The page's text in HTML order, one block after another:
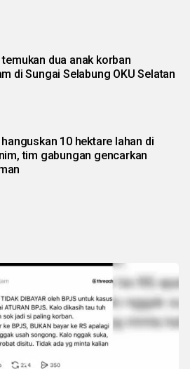
temukan dua anak korban
di Sungai Selabung OKU Selatan
10 hektare lahan di
tim gabungan gencarkan